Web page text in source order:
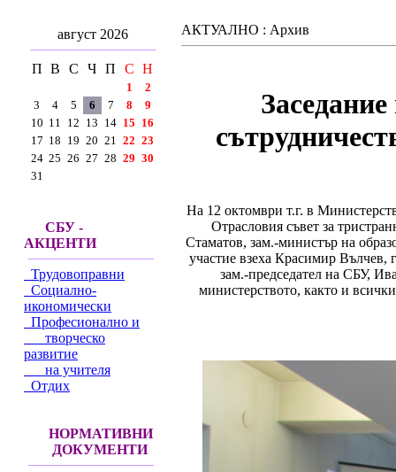
август 2026
П В С Ч П С Н
1
2
3
4 5 6 7 8
9
10 11 12 13 14 15 16
17 18 19 20 21 22 23
24 25 26 27 28 29 30
31
СБУ -
АКЦЕНТИ
Трудовоправни
Социално-
икономически
Професионално и
творческо
развитие
на учителя
Отдих
НОРМАТИВНИ
ДОКУМЕНТИ
АКТУАЛНО : Архив
На 12 октомври т.г. в
Отрасловия съвет за
Стаматов, зам.-министър на
участие взеха Красимир
зам.-председател на СБУ,
министерството, както и